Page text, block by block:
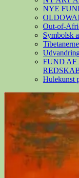
NYE
Out-of-
Symbolsk
FUND AF
Hulekunst